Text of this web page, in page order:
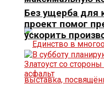
Без ущерба для
проект помог
ускорить